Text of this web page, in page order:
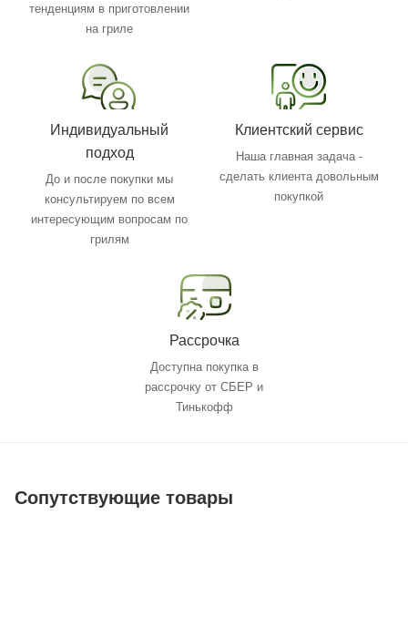
тенденциям в приготовлении
на гриле
Индивидуальный
подход
До и после покупки мы
консультируем по всем
интересующим вопросам по
грилям
Клиентский сервис
Наша главная задача -
сделать клиента довольным
покупкой
Рассрочка
Доступна покупка в
рассрочку от СБЕР и
Тинькофф
Сопутствующие товары